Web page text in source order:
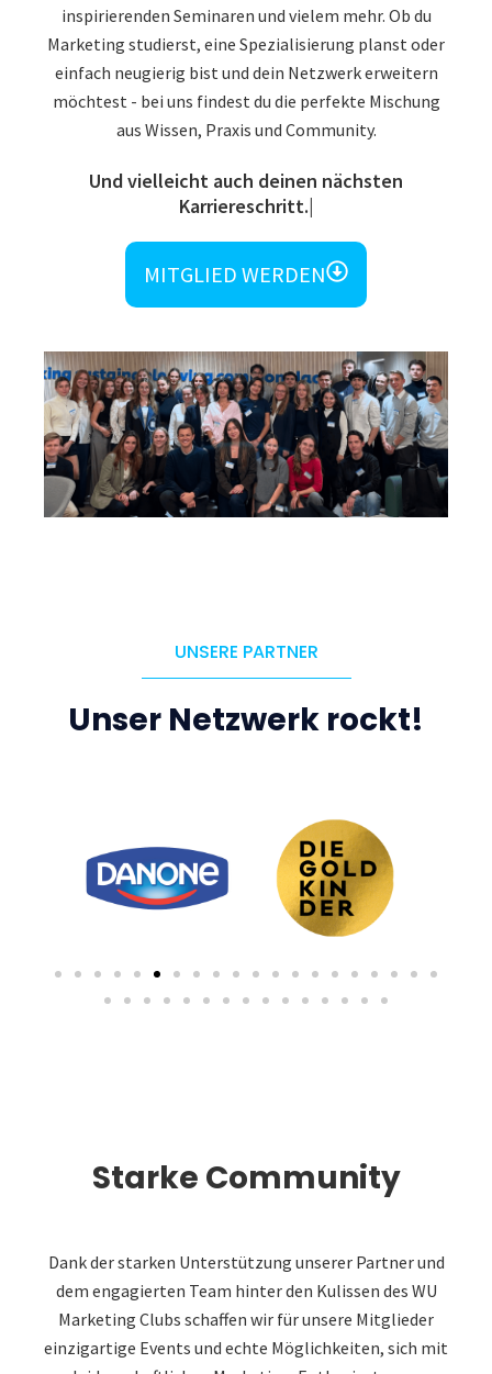
inspirierenden Seminaren und vielem mehr. Ob du
Marketing studierst, eine Spezialisierung planst oder
einfach neugierig bist und dein Netzwerk erweitern
möchtest - bei uns findest du die perfekte Mischung
aus Wissen, Praxis und Community.
Und vielleicht auch deinen nächsten Ka
MITGLIED WERDEN
Starke Community
dem engagierten Team hinter den Kulissen des WU
Marketing Clubs schaffen wir für unsere Mitglieder
einzigartige Events und echte Möglichkeiten, sich mit
leidenschaftlichen Marketing-Enthusiasten zu